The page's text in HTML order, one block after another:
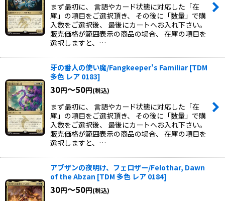
まず最初に、 言語やカード状態に対応した「在
庫」の項目をご選択頂き、 その後に「数量」で購
入数をご選択後、 最後にカートへお入れ下さい。
販売価格が範囲表示の商品の場合、 在庫の項目を
選択しますと、…
牙の番人の使い魔/Fangkeeper's Familiar [TDM
多色 レア 0183]
30円～50円(税込)
まず最初に、 言語やカード状態に対応した「在
庫」の項目をご選択頂き、 その後に「数量」で購
入数をご選択後、 最後にカートへお入れ下さい。
販売価格が範囲表示の商品の場合、 在庫の項目を
選択しますと、…
アブザンの夜明け、フェロザー/Felothar, Dawn
of the Abzan [TDM 多色 レア 0184]
30円～50円(税込)